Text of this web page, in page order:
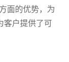
面的优势，为
客户提供了可